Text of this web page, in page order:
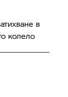
в
колело